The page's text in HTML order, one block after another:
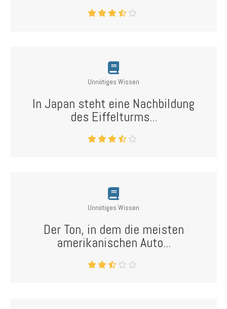
Unnötiges Wissen
In Japan steht eine Nachbildung
des Eiffelturms...
Unnötiges Wissen
Der Ton, in dem die meisten
amerikanischen Auto...